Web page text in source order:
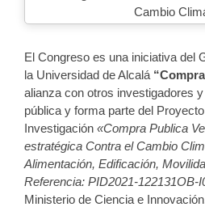
El Congreso es una iniciativa del
la Universidad de Alcalá
alianza con otros investigadores
pública y forma parte del
Investigación «Compra Publica
estratégica Contra el Cambio
Alimentación, Edificación,
Referencia: PID2021-122131OB-
Ministerio de Ciencia e